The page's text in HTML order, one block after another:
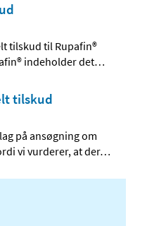
tilskud til Rupafin®
indeholder det…
tilskud
på ansøgning om
vi vurderer, at der…